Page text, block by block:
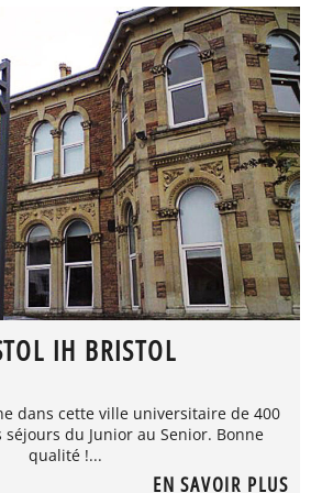
IH BRISTOL
dans cette ville universitaire de 400
du Junior au Senior. Bonne
qualité !...
EN SAVOIR PLUS